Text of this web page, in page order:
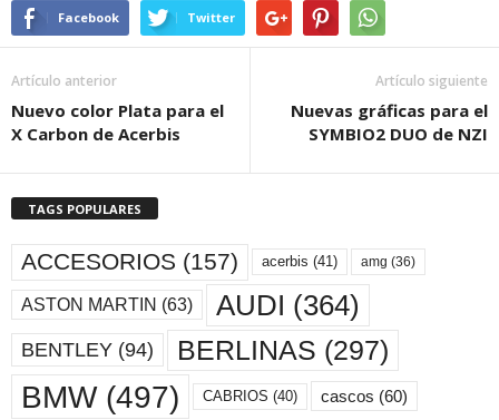
Facebook Twitter
Artículo anterior
Nuevo color Plata para el
X Carbon de Acerbis
Artículo siguiente
Nuevas gráficas para el
SYMBIO2 DUO de NZI
TAGS POPULARES
ACCESORIOS (157) acerbis (41) amg (36)
ASTON MARTIN (63) AUDI (364)
BENTLEY (94) BERLINAS (297)
BMW(497) CABRIOS (40) cascos (60)